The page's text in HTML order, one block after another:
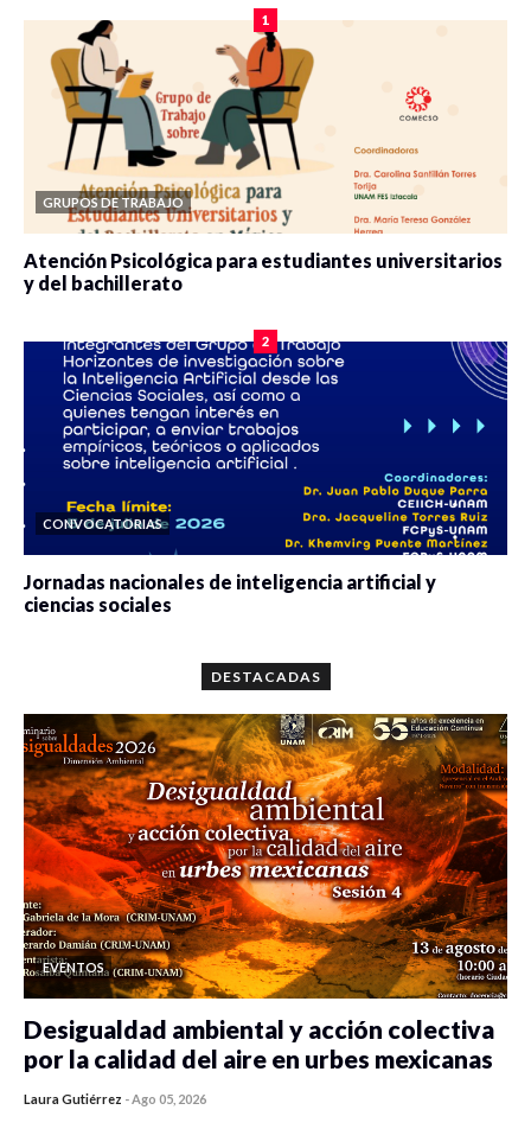
1
GRUPOS DE TRABAJO
Atención Psicológica para estudiantes universitarios
y del bachillerato
2
CONVOCATORIAS
Jornadas nacionales de inteligencia artificial y
ciencias sociales
DESTACADAS
EVENTOS
Desigualdad ambiental y acción colectiva
por la calidad del aire en urbes mexicanas
Laura Gutiérrez -Ago 05, 2026